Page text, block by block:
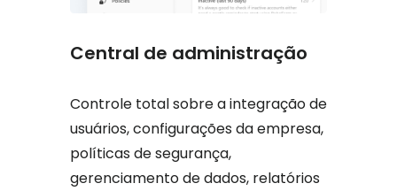
Central de administração
Controle total sobre a integração de
usuários, configurações da empresa,
políticas de segurança,
gerenciamento de dados, relatórios